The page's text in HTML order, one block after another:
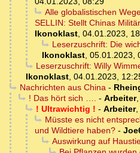
Alle globalistischen
SELLIN: Stellt Chinas
Ikonoklast, 04.01.2023,
Leserzuschrift: Die
Ikonoklast, 05.01.2023,
Leserzuschrift: Willy
Ikonoklast, 04.01.2023,
Nachrichten aus China-
! Das hört sich …. - Arbeiter,
! Ultrawichtig ! - Arbeiter,
Müsste es nicht
und Wildtiere haben? -
Auswirkung auf